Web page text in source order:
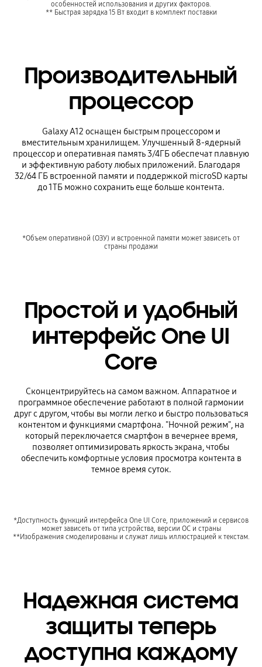
особенностей использования и других факторов.
** Быстрая зарядка 15 Вт входит в комплект поставки
Производительный
процессор
Galaxy A12 оснащен быстрым процессором и
вместительным хранилищем. Улучшенный 8-ядерный
процессор и оперативная память 3/4ГБ обеспечат плавную
и эффективную работу любых приложений. Благодаря
32/64 ГБ встроенной памяти и поддержкой microSD карты
до 1ТБ можно сохранить еще больше контента.
*Объем оперативной (ОЗУ) и встроенной памяти может зависеть от
страны продажи
Простой и удобный
интерфейс One UI
Core
Сконцентрируйтесь на самом важном. Аппаратное и
программное обеспечение работают в полной гармонии
друг с другом, чтобы вы могли легко и быстро пользоваться
контентом и функциями смартфона. "Ночной режим", на
который переключается смартфон в вечернее время,
позволяет оптимизировать яркость экрана, чтобы
обеспечить комфортные условия просмотра контента в
темное время суток.
*Доступность функций интерфейса One UI Core, приложений и сервисов
может зависеть от типа устройства, версии ОС и страны
**Изображения смоделированы и служат лишь иллюстрацией к текстам.
Надежная система
защиты теперь
доступна каждому